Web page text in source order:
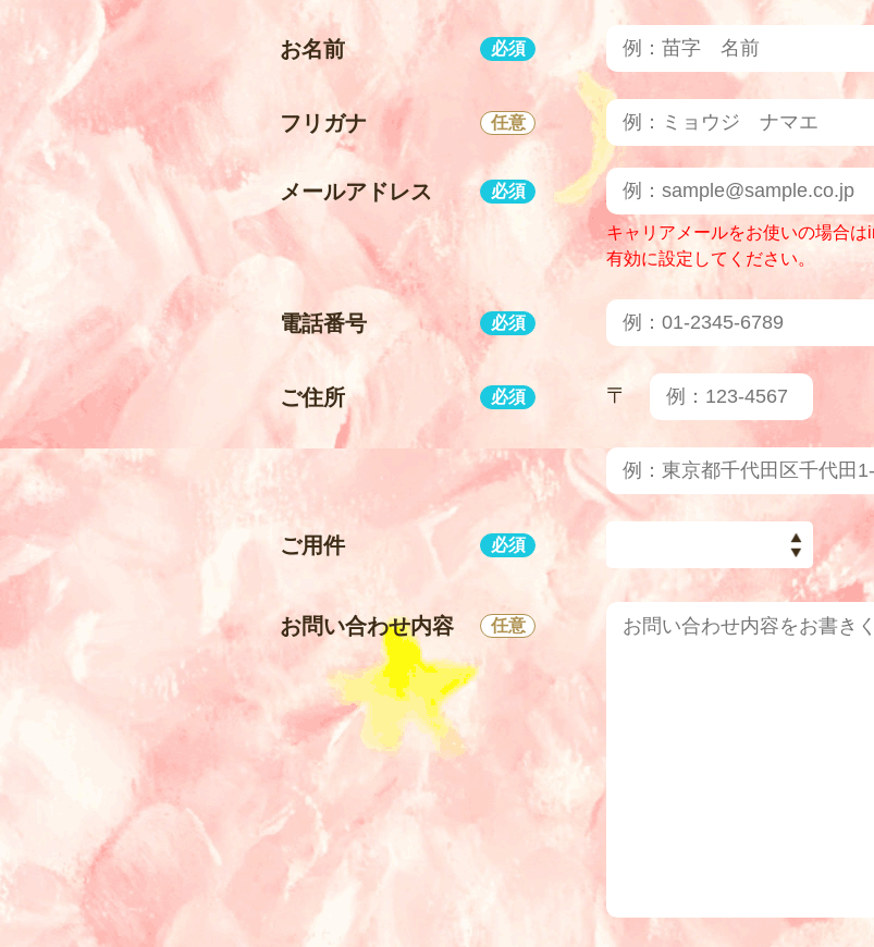
お知らせ 特定商
入居をご希望の方へ プラ
Tamaʼs Wonderland 入居お申込み
Tamaʼs Wonderland お問い合わせ
— 居住地区 —
四つ葉村
お名前 必須
フリガナ 任意
メールアドレス 必須
キャリアメールをお使いの場合
有効に設定してください。
電話番号 必須
ご住所 必須 〒
ご用件 必須
お問い合わせ内容 任意